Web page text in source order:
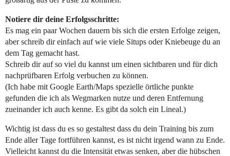
Notiere dir deine Erfolgsschritte:
Es mag ein paar Wochen dauern bis sich die ersten Erfolge zeigen,
aber schreib dir einfach auf wie viele Situps oder Kniebeuge du an
dem Tag gemacht hast.
Schreib dir auf so viel du kannst um einen sichtbaren und für dich
nachprüfbaren Erfolg verbuchen zu können.
(Ich habe mit Google Earth/Maps spezielle örtliche punkte
gefunden die ich als Wegmarken nutze und deren Entfernung
zueinander ich auch kenne. Es gibt da solch ein Lineal.)
Wichtig ist dass du es so gestaltest dass du dein Training bis zum
Ende aller Tage fortführen kannst, es ist nicht irgend wann zu Ende.
Vielleicht kannst du die Intensität etwas senken, aber die hübschen